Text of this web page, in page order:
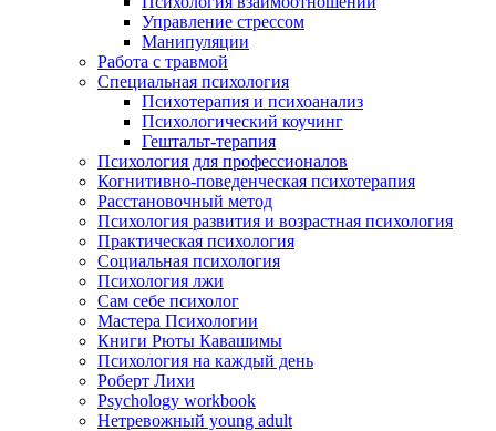
Управление стрессом
Манипуляции
Работа с травмой
Специальная психология
Психотерапия и психоанализ
Психологический коучинг
Гештальт-терапия
Психология для профессионалов
Когнитивно-поведенческая психотерапия
Расстановочный метод
Психология развития и возрастная психология
Практическая психология
Социальная психология
Психология лжи
Сам себе психолог
Мастера Психологии
Книги Рюты Кавашимы
Психология на каждый день
Роберт Лихи
Psychology workbook
Нетревожный young adult